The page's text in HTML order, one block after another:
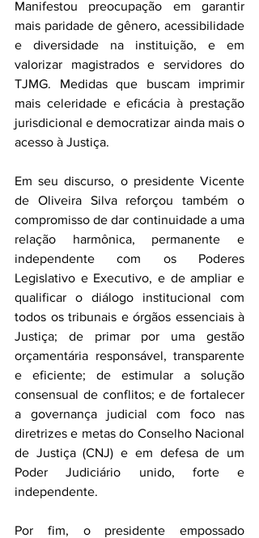
Manifestou preocupação em garantir
mais paridade de gênero, acessibilidade
e diversidade na instituição, e em
valorizar magistrados e servidores do
TJMG. Medidas que buscam imprimir
mais celeridade e eficácia à prestação
jurisdicional e democratizar ainda mais o
acesso à Justiça.
Em seu discurso, o presidente Vicente
de Oliveira Silva reforçou também o
compromisso de dar continuidade a uma
relação harmônica, permanente e
independente com os Poderes
Legislativo e Executivo, e de ampliar e
qualificar o diálogo institucional com
todos os tribunais e órgãos essenciais à
Justiça; de primar por uma gestão
orçamentária responsável, transparente
e eficiente; de estimular a solução
consensual de conflitos; e de fortalecer
a governança judicial com foco nas
diretrizes e metas do Conselho Nacional
de Justiça (CNJ) e em defesa de um
Poder Judiciário unido, forte e
independente.
Por fim, o presidente empossado